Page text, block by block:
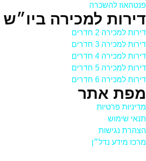
פנטהאוז להשכרה
דירות למכירה ביו״ש
דירות למכירה 2 חדרים
דירות למכירה 3 חדרים
דירות למכירה 4 חדרים
דירות למכירה 5 חדרים
דירות למכירה 6 חדרים
מפת אתר
מדיניות פרטיות
תנאי שימוש
הצהרת נגישות
מרכז מידע נדל״ן